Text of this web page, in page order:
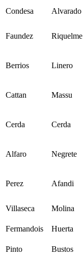
Condesa Alvarado
Faundez Riquelme
Berrios Linero
Cattan Massu
Cerda Cerda
Alfaro Negrete
Perez Afandi
Villaseca Molina
Fermandois
Huerta
Pinto Bustos